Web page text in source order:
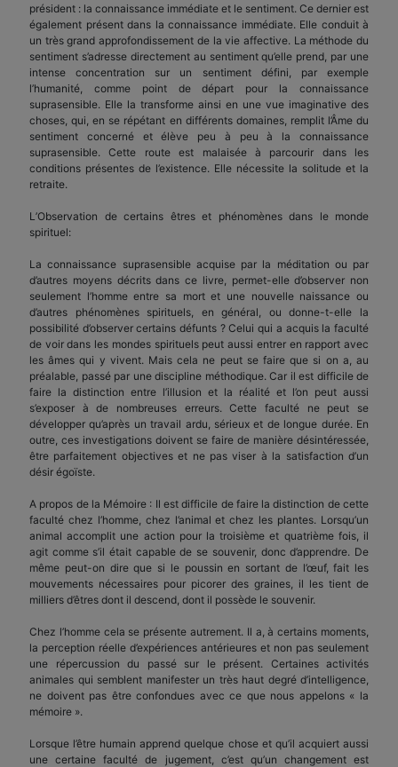
président : la connaissance immédiate et le sentiment. Ce dernier est
également présent dans la connaissance immédiate. Elle conduit à
un très grand approfondissement de la vie affective. La méthode du
sentiment s’adresse directement au sentiment qu’elle prend, par une
intense concentration sur un sentiment défini, par exemple
l’humanité, comme point de départ pour la connaissance
suprasensible. Elle la transforme ainsi en une vue imaginative des
choses, qui, en se répétant en différents domaines, remplit l’Âme du
sentiment concerné et élève peu à peu à la connaissance
suprasensible. Cette route est malaisée à parcourir dans les
conditions présentes de l’existence. Elle nécessite la solitude et la
retraite.
L’Observation de certains êtres et phénomènes dans le monde
spirituel:
La connaissance suprasensible acquise par la méditation ou par
d’autres moyens décrits dans ce livre, permet-elle d’observer non
seulement l’homme entre sa mort et une nouvelle naissance ou
d’autres phénomènes spirituels, en général, ou donne-t-elle la
possibilité d’observer certains défunts ? Celui qui a acquis la faculté
de voir dans les mondes spirituels peut aussi entrer en rapport avec
les âmes qui y vivent. Mais cela ne peut se faire que si on a, au
préalable, passé par une discipline méthodique. Car il est difficile de
faire la distinction entre l’illusion et la réalité et l’on peut aussi
s’exposer à de nombreuses erreurs. Cette faculté ne peut se
développer qu’après un travail ardu, sérieux et de longue durée. En
outre, ces investigations doivent se faire de manière désintéressée,
être parfaitement objectives et ne pas viser à la satisfaction d’un
désir égoïste.
A propos de la Mémoire : Il est difficile de faire la distinction de cette
faculté chez l’homme, chez l’animal et chez les plantes. Lorsqu’un
animal accomplit une action pour la troisième et quatrième fois, il
agit comme s’il était capable de se souvenir, donc d’apprendre. De
même peut-on dire que si le poussin en sortant de l’œuf, fait les
mouvements nécessaires pour picorer des graines, il les tient de
milliers d’êtres dont il descend, dont il possède le souvenir.
Chez l’homme cela se présente autrement. Il a, à certains moments,
la perception réelle d’expériences antérieures et non pas seulement
une répercussion du passé sur le présent. Certaines activités
animales qui semblent manifester un très haut degré d’intelligence,
ne doivent pas être confondues avec ce que nous appelons « la
mémoire ».
Lorsque l’être humain apprend quelque chose et qu’il acquiert aussi
une certaine faculté de jugement, c’est qu’un changement est